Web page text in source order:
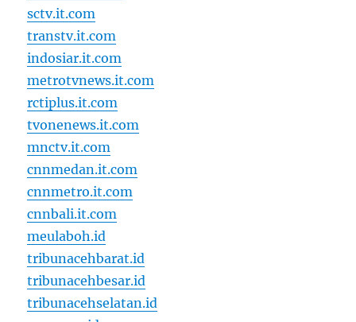
sctv.it.com
transtv.it.com
indosiar.it.com
metrotvnews.it.com
rctiplus.it.com
tvonenews.it.com
mnctv.it.com
cnnmedan.it.com
cnnmetro.it.com
cnnbali.it.com
meulaboh.id
tribunacehbarat.id
tribunacehbesar.id
tribunacehselatan.id